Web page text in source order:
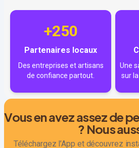
+250
Partenaires locaux
Des entreprises et artisans
de confiance partout.
Une
sur
Vous en avez assez de
? Nous
Téléchargez l’App et découvrez